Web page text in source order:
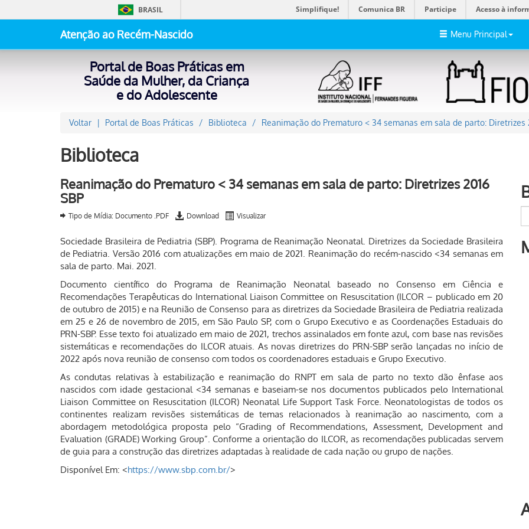
BRASIL Simplifique! Comunica BR Participe Acesso à
Atenção ao Recém-Nascido Menu Principal
Portal de Boas Práticas em
Saúde da Mulher, da Criança
e do Adolescente
Voltar Portal de Boas Práticas Biblioteca Reanimação do Prematuro < 34 semanas em sala de parto: Diretrizes
Biblioteca
Reanimação do Prematuro < 34 semanas em sala de parto: Diretrizes 2016
SBP
Tipo de Mídia: Documento .PDF Download Visualizar
Sociedade Brasileira de Pediatria (SBP). Programa de Reanimação Neonatal. Diretrizes da Sociedade Brasileira
de Pediatria. Versão 2016 com atualizações em maio de 2021. Reanimação do recém-nascido <34 semanas em
sala de parto. Mai. 2021.
Documento científico do Programa de Reanimação Neonatal baseado no Consenso em Ciência e
Recomendações Terapêuticas do International Liaison Committee on Resuscitation (ILCOR – publicado em 20
de outubro de 2015) e na Reunião de Consenso para as diretrizes da Sociedade Brasileira de Pediatria realizada
em 25 e 26 de novembro de 2015, em São Paulo SP, com o Grupo Executivo e as Coordenações Estaduais do
PRN-SBP. Esse texto foi atualizado em maio de 2021, trechos assinalados em fonte azul, com base nas revisões
sistemáticas e recomendações do ILCOR atuais. As novas diretrizes do PRN-SBP serão lançadas no início de
2022 após nova reunião de consenso com todos os coordenadores estaduais e Grupo Executivo.
As condutas relativas à estabilização e reanimação do RNPT em sala de parto no texto dão ênfase aos
nascidos com idade gestacional <34 semanas e baseiam-se nos documentos publicados pelo International
Liaison Committee on Resuscitation (ILCOR) Neonatal Life Support Task Force. Neonatologistas de todos os
continentes realizam revisões sistemáticas de temas relacionados à reanimação ao nascimento, com a
abordagem metodológica proposta pelo “Grading of Recommendations, Assessment, Development and
Evaluation (GRADE) Working Group”. Conforme a orientação do ILCOR, as recomendações publicadas servem
de guia para a construção das diretrizes adaptadas à realidade de cada nação ou grupo de nações.
Disponível Em: <https://www.sbp.com.br/>